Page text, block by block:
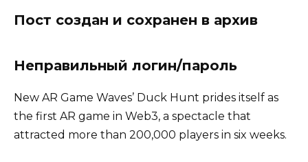
Пост создан и сохранен в архив
Неправильный логин/пароль
New AR Game Waves’ Duck Hunt prides itself as
the first AR game in Web3, a spectacle that
attracted more than 200,000 players in six weeks.